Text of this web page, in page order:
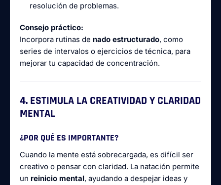
resolución de problemas.
Consejo práctico:
Incorpora rutinas de nado estructurado, como
series de intervalos o ejercicios de técnica, para
mejorar tu capacidad de concentración.
4. ESTIMULA LA CREATIVIDAD Y CLARIDAD
MENTAL
¿POR QUÉ ES IMPORTANTE?
Cuando la mente está sobrecargada, es difícil ser
creativo o pensar con claridad. La natación permite
un reinicio mental, ayudando a despejar ideas y